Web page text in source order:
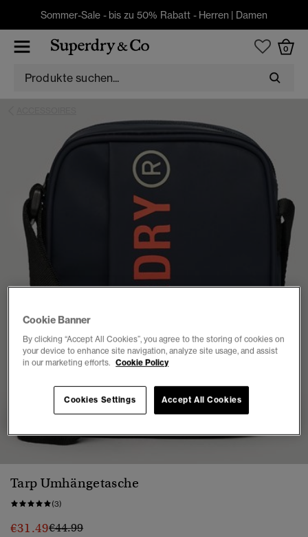
Sommer-Sale - bis zu 50% Rabatt - Herren | Damen
0
Tarp Umhängetasche
(3)
€31.49Preis wurde reduziert von
€44.99bis
Cookie Banner
By clicking “Accept All Cookies”, you agree to the storing of cookies on
your device to enhance site navigation, analyze site usage, and assist
in our marketing efforts. Cookie Policy
Accept All Cookies
Cookies Settings